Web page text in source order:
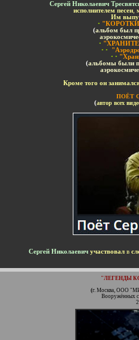
Сергей Николаевич
исполнителем песен,
Им
•
(альбом был
•
• •
• •
(альбомы были
Кроме того он
ПОЁТ
(автор всех
Сергей Николаевич участвовал в
"ЛЕГЕНДЫ
(г. Москва, ООО
Вооружённых